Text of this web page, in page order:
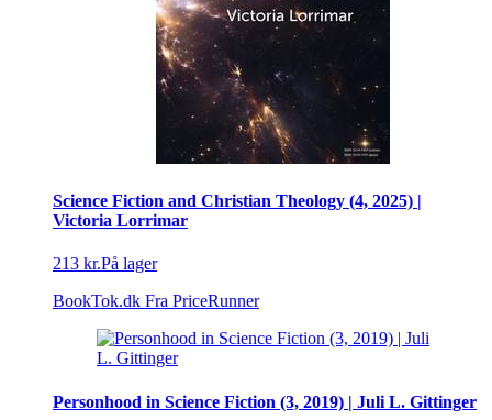
Science Fiction and Christian Theology (4, 2025) |
Victoria Lorrimar
213 kr.På lager
BookTok.dk Fra PriceRunner
Personhood in Science Fiction (3, 2019) | Juli L. Gittinger